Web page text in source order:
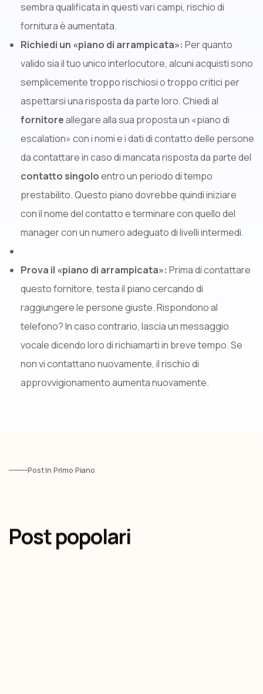
sembra qualificata in questi vari campi, rischio di
fornitura è aumentata.
Richiedi un «piano di arrampicata»: Per quanto
valido sia il tuo unico interlocutore, alcuni acquisti sono
semplicemente troppo rischiosi o troppo critici per
aspettarsi una risposta da parte loro. Chiedi al
fornitoreallegare alla sua proposta un «piano di
escalation» con i nomi e i dati di contatto delle persone
da contattare in caso di mancata risposta da parte del
contatto singoloentro un periodo di tempo
prestabilito. Questo piano dovrebbe quindi iniziare
con il nome del contatto e terminare con quello del
manager con un numero adeguato di livelli intermedi.
Prova il «piano di arrampicata»: Prima di contattare
questo fornitore, testa il piano cercando di
raggiungere le persone giuste. Rispondono al
telefono? In caso contrario, lascia un messaggio
vocale dicendo loro di richiamarti in breve tempo. Se
non vi contattano nuovamente, il rischio di
approvvigionamento aumenta nuovamente.
Post In Primo Piano
Post popolari